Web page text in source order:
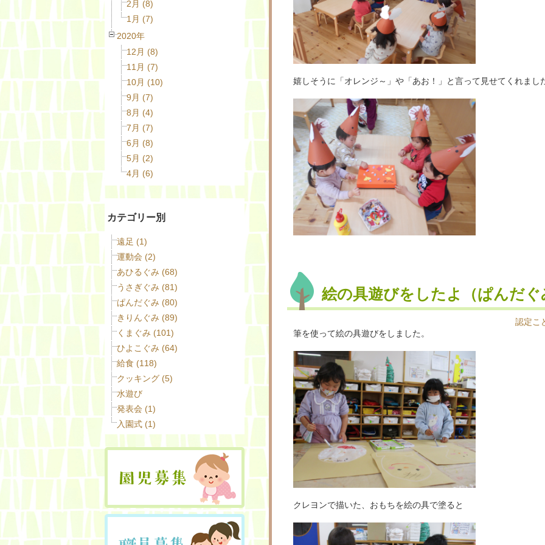
2月 (8)
1月 (7)
2020年
12月 (8)
11月 (7)
10月 (10)
9月 (7)
8月 (4)
7月 (7)
6月 (8)
5月 (2)
4月 (6)
カテゴリー別
遠足 (1)
運動会 (2)
あひるぐみ (68)
うさぎぐみ (81)
ぱんだぐみ (80)
きりんぐみ (89)
くまぐみ (101)
ひよこぐみ (64)
給食 (118)
クッキング (5)
水遊び
発表会 (1)
入園式 (1)
嬉しそうに「オレンジ～」や「あお！」と言って見せてくれまし
絵の具遊びをしたよ（ぱんだぐ
認定こ
筆を使って絵の具遊びをしました。
クレヨンで描いた、おもちを絵の具で塗ると